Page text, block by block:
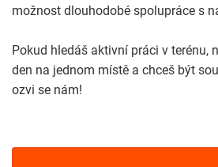
možnost dlouhodobé spolupráce s
Pokud hledáš aktivní práci v terénu,
den na jednom místě a chceš být
ozvi se nám!